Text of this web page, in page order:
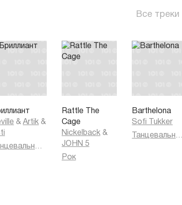
Все треки
& Artik &
Танцевальная музыка
Rattle The
Cage
Nickelback &
JOHN 5
Рок
Barthelona
Sofi Tukker
Танцевальная